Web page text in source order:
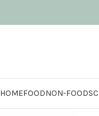
HOMEFOODNON-FOOD